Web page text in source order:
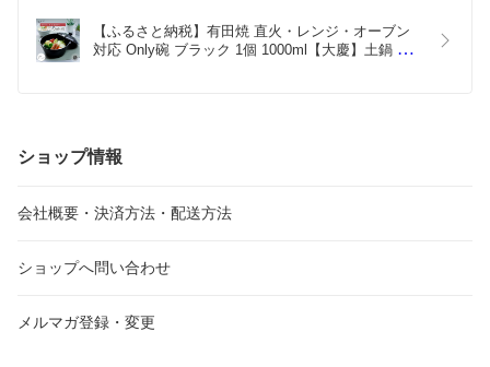
【ふるさと納税】有田焼 直火・レンジ・オーブン
対応 Only碗 ブラック 1個 1000ml【大慶】土鍋 一
ショップ情報
会社概要・決済方法・配送方法
ショップへ問い合わせ
メルマガ登録・変更